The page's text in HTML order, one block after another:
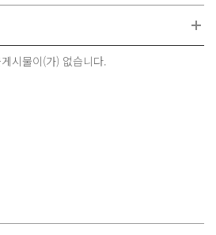
시물이(가) 없습니다.